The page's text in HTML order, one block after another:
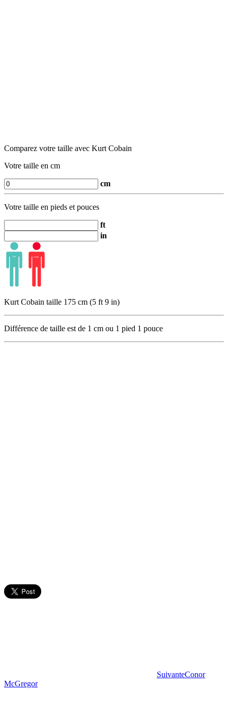
Comparez votre taille avec Kurt Cobain
Votre taille en cm
cm
Votre taille en pieds et pouces
ft
in
Kurt Cobain taille 175 cm (5 ft 9 in)
Différence de taille est de 1 cm ou 1 pied 1 pouce
SuivanteConor
McGregor